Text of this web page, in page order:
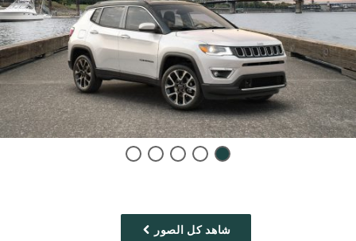
Display
item
Display
item
Display
item
Display
item
Display
item
شاهد كل الصور